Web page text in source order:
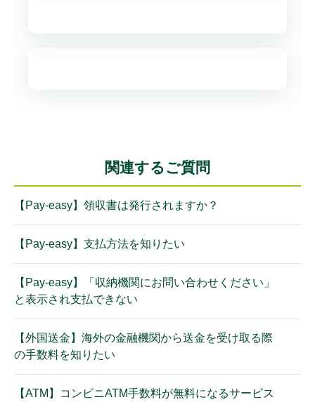
関連するご質問
【Pay-easy】領収書は発行されますか？
【Pay-easy】支払方法を知りたい
【Pay-easy】「収納機関にお問い合わせください」
と表示され支払できない
【外国送金】海外の金融機関から送金を受け取る際
の手数料を知りたい
【ATM】コンビニATM手数料が無料になるサービス